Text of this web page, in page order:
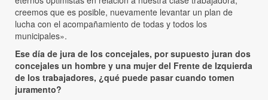
creemos que es posible, nuevamente levantar un plan de
lucha con el acompañamiento de todas y todos los
municipales».
Ese día de jura de los concejales, por supuesto juran dos
concejales un hombre y una mujer del Frente de Izquierda
de los trabajadores, ¿qué puede pasar cuando tomen
juramento?